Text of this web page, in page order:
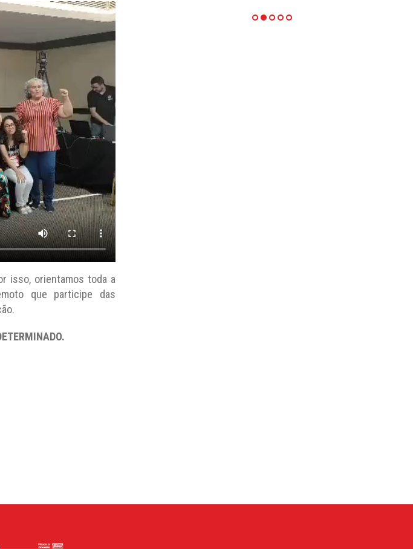
isso, orientamos toda a
que participe das